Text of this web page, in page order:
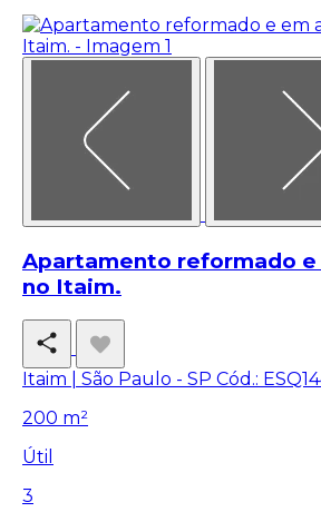
Apartamento reformado e
no Itaim.
Itaim | São Paulo - SP Cód.:
200 m²
Útil
3